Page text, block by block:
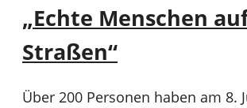
„Echte Menschen
Straßen“
Über 200 Personen haben am 8.